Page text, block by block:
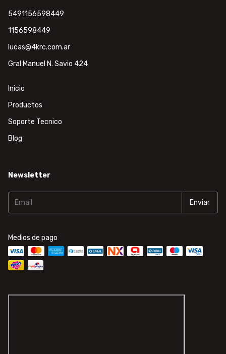
5491156598449
1156598449
lucas@4krc.com.ar
Gral Manuel N. Savio 424
Inicio
Productos
Soporte Tecnico
Blog
Newsletter
Medios de pago